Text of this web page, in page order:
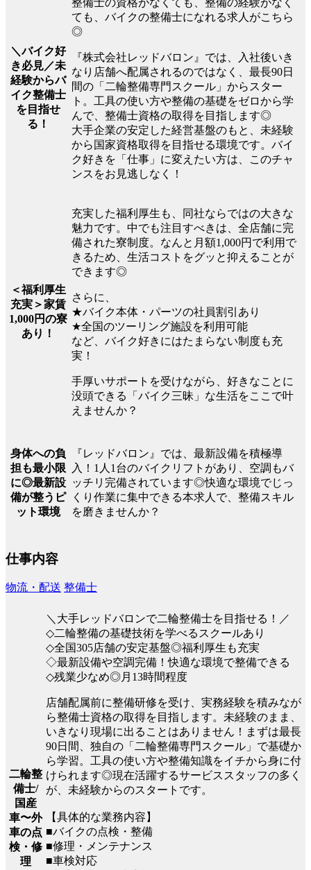
＼バイク好
き必見／未
経験からバ
イク整備士
を目指せ
る！
整備士の資格がなくても、整備の経験がなく
ても、バイクの整備士になれる求人がこちら
◎
『株式会社レッドバロン』では、入社後いき
なり店舗へ配属されるのではなく、最長90日
間の「二輪整備専門スクール」からスター
ト。工具の使い方や整備の基礎をゼロから学
んで、整備士資格の取得を目指します◎
大手企業の安定した経営基盤のもと、未経験
から国家資格取得を目指せる環境です。バイ
ク好きを「仕事」に変えたい方は、このチャ
ンスをお見逃しなく！
＜福利厚生
充実＞家賃
1,000円の寮
あり！
充実した福利厚生も、同社ならではの大きな
魅力です。中でも注目すべきは、全店舗に完
備された寮制度。なんと月額1,000円で利用で
きるため、生活コストをグッと抑えることが
できます◎
さらに、
★バイク本体・パーツの社員割引あり
★全国のツーリング施設を利用可能
など、バイク好きにはたまらない制度も充
実！
手厚いサポートを受けながら、好きなことに
没頭できる「バイク三昧」な生活をここで叶
えませんか？
身体への負
担も最小限
に◎最新設
備が整うピ
ット環境
『レッドバロン』では、最新設備を積極導
入！1人1台のバイクリフトがあり、空調もバ
ッチリ完備されています◎快適な環境でじっ
くり作業に集中できる本求人で、整備スキル
を磨きませんか？
仕事内容
物流・配送 整備士
二輪整
備士/
国産
車〜外
車の点
検・修
理
＼大手レッドバロンで二輪整備士を目指せる！／
◇二輪整備の基礎技術を学べるスクールあり
◇全国305店舗の安定基盤◎福利厚生も充実
◇最新設備や空調完備！快適な環境で整備できる
◇残業少なめ◎月13時間程度
店舗配属前に整備研修を受け、実務経験を積みなが
ら整備士資格の取得を目指します。未経験のまま、
いきなり現場に出ることはありません！まずは最長
90日間、独自の「二輪整備専門スクール」で基礎か
ら学習。工具の使い方や整備知識をイチから身に付
けられます◎現在活躍するサービススタッフの多く
が、未経験からのスタートです。
【具体的な業務内容】
■バイクの点検・整備
■修理・メンテナンス
■車検対応